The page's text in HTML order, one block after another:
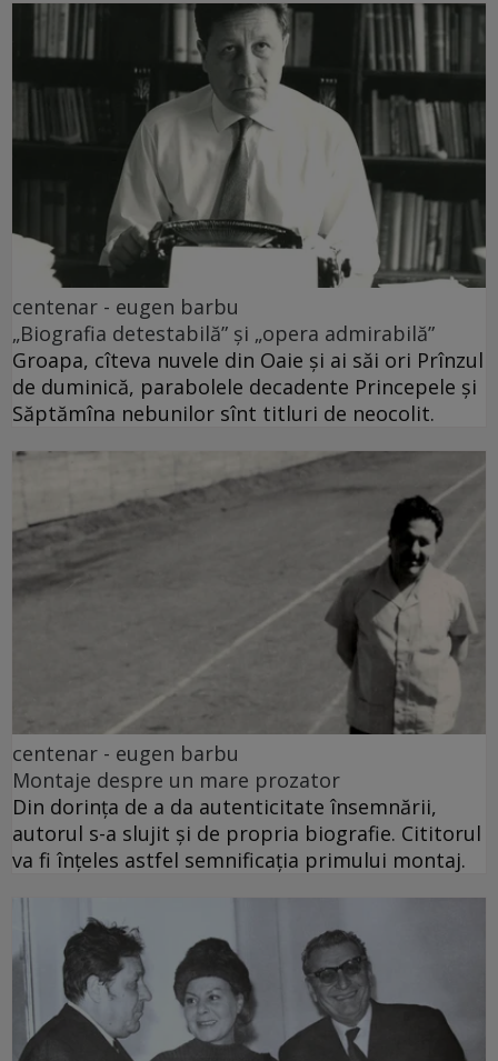
centenar - eugen barbu
„Biografia detestabilă” și „opera admirabilă”
Groapa, cîteva nuvele din Oaie și ai săi ori Prînzul
de duminică, parabolele decadente Princepele și
Săptămîna nebunilor sînt titluri de neocolit.
centenar - eugen barbu
Montaje despre un mare prozator
Din dorința de a da autenticitate însemnării,
autorul s-a slujit și de propria biografie. Cititorul
va fi înțeles astfel semnificația primului montaj.